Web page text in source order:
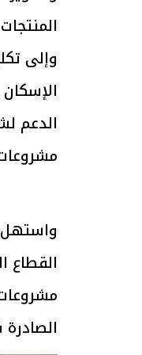
وإلى
الدعم
واستهل
القطاع
الرئيس السيسي:
الاقتصاد العالمي
استمرار الأزمة